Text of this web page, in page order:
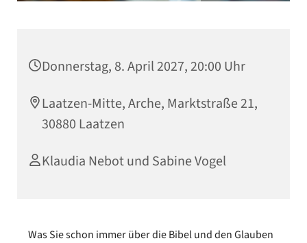
Donnerstag, 8. April 2027, 20:00 Uhr
Laatzen-Mitte, Arche, Marktstraße 21,
30880 Laatzen
Klaudia Nebot und Sabine Vogel
Was Sie schon immer über die Bibel und den Glauben